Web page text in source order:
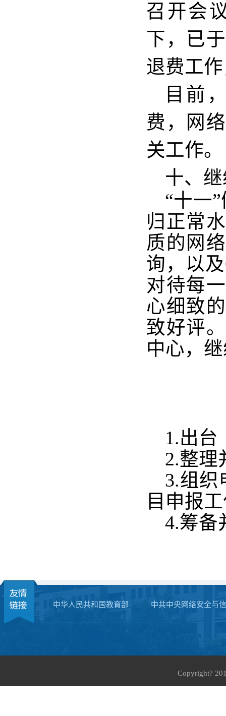
召开会
下，已
退费工
目前
费，网
关工作。
十、
“十一”
归正常
质的网
询，以及
对待每
心细致
致好评
中心，
1.出台
2.整理
3.组织
目申报
4.筹备
中华人民共和国教育部 中共中央网络安全与
Copyright?